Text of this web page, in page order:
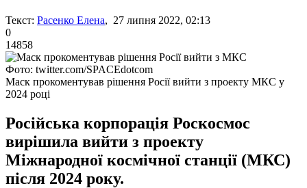
Текст: Расенко Елена, 27 липня 2022, 02:13
0
14858
Фото: twitter.com/SPACEdotcom
Маск прокоментував рішення Росії вийти з проекту МКС у
2024 році
Російська корпорація Роскосмос
вирішила вийти з проекту
Міжнародної космічної станції (МКС)
після 2024 року.